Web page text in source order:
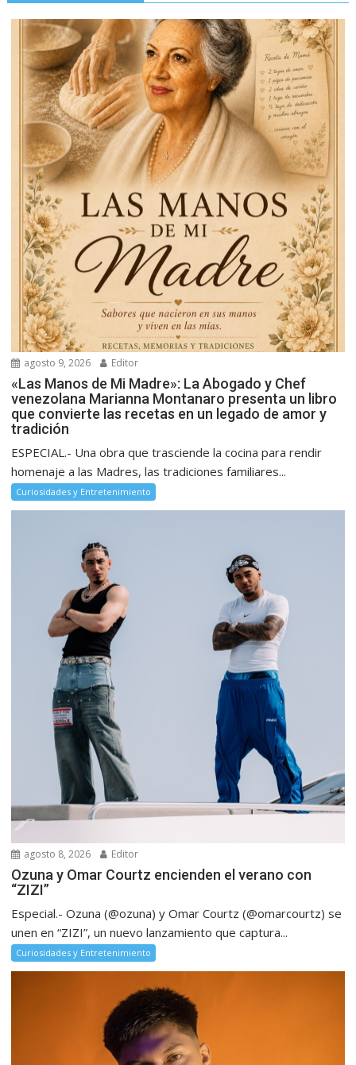
agosto 9, 2026 Editor
«Las Manos de Mi Madre»: La Abogado y Chef
venezolana Marianna Montanaro presenta un libro
que convierte las recetas en un legado de amor y
tradición
ESPECIAL.- Una obra que trasciende la cocina para rendir
homenaje a las Madres, las tradiciones familiares...
Curiosidades y Entretenimiento
agosto 8, 2026 Editor
Ozuna y Omar Courtz encienden el verano con
“ZIZI”
Especial.- Ozuna (@ozuna) y Omar Courtz (@omarcourtz) se
unen en “ZIZI”, un nuevo lanzamiento que captura...
Curiosidades y Entretenimiento